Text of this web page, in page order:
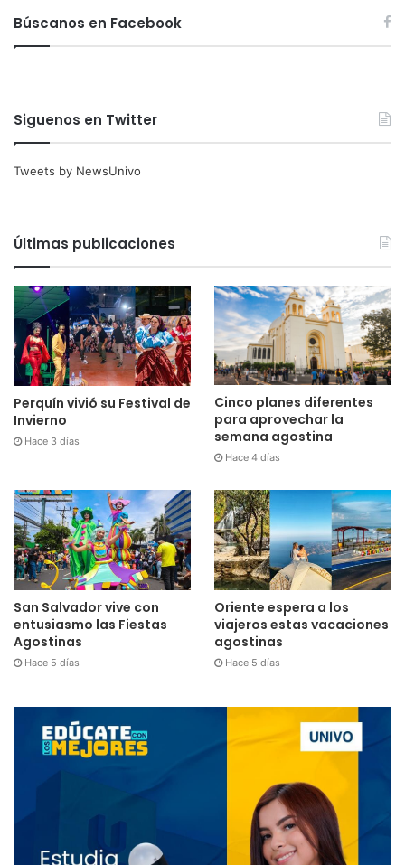
Búscanos en Facebook
Siguenos en Twitter
Tweets by NewsUnivo
Últimas publicaciones
Perquín vivió su Festival de
Invierno
Hace 3 días
Cinco planes diferentes
para aprovechar la
semana agostina
Hace 4 días
San Salvador vive con
entusiasmo las Fiestas
Agostinas
Hace 5 días
Oriente espera a los
viajeros estas vacaciones
agostinas
Hace 5 días